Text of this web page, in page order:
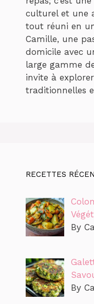
culturel et une
tout réuni en
Camille, une
domicile avec
large gamme
invite à
traditionnelles
RECETTES
By
By